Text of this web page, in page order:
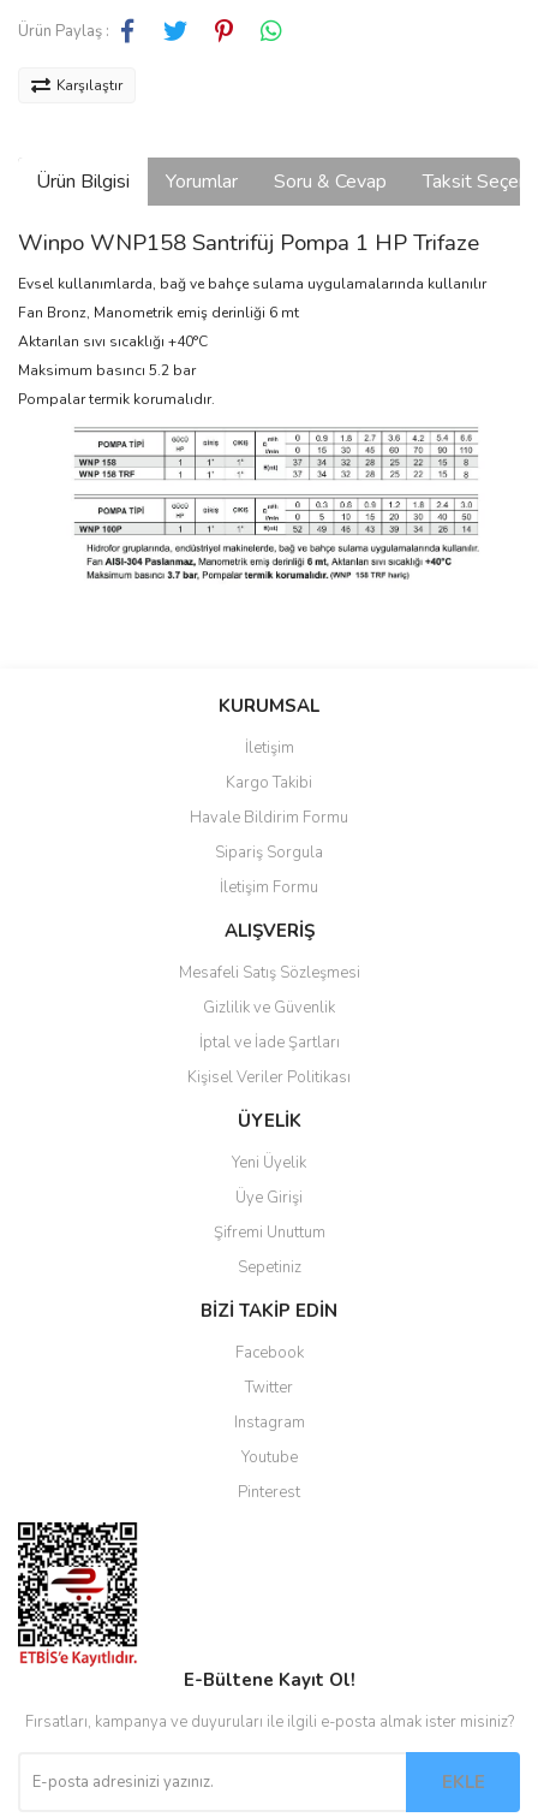
Ürün Paylaş :
Karşılaştır
Ürün Bilgisi Yorumlar Soru & Cevap Taksit
Winpo WNP158 Santrifüj Pompa 1 HP Trifaze
Evsel kullanımlarda, bağ ve bahçe sulama uygulamalarında kullanılır
Fan Bronz, Manometrik emiş derinliği 6 mt
Aktarılan sıvı sıcaklığı +40°C
Maksimum basıncı 5.2 bar
Pompalar termik korumalıdır.
Bu ürüne ilk yorumu siz yapın!
Ürün hakkında henüz soru sorulmamış.
Ürün resmi kalitesiz, bozuk veya görüntülenemiyor.
Ürün açıklamasında eksik bilgiler bulunuyor.
Ürün bilgilerinde hatalar bulunuyor.
Ürün fiyatı diğer sitelerden daha pahalı.
Bu ürüne benzer farklı alternatifler olmalı.
Gönder
KURUMSAL
İletişim
Kargo Takibi
Havale Bildirim Formu
Sipariş Sorgula
İletişim Formu
ALIŞVERİŞ
Mesafeli Satış Sözleşmesi
Gizlilik ve Güvenlik
İptal ve İade Şartları
Kişisel Veriler Politikası
ÜYELİK
Yeni Üyelik
Üye Girişi
Şifremi Unuttum
Sepetiniz
BİZİ TAKİP EDİN
Facebook
Twitter
Instagram
Youtube
Pinterest
E-Bültene Kayıt Ol!
Fırsatları, kampanya ve duyuruları ile ilgili e-posta almak ister misiniz?
EKLE